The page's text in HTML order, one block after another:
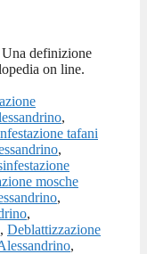
Una definizione
on line.
,
tafani
,
mosche
,
,
, Deblattizzazione
,